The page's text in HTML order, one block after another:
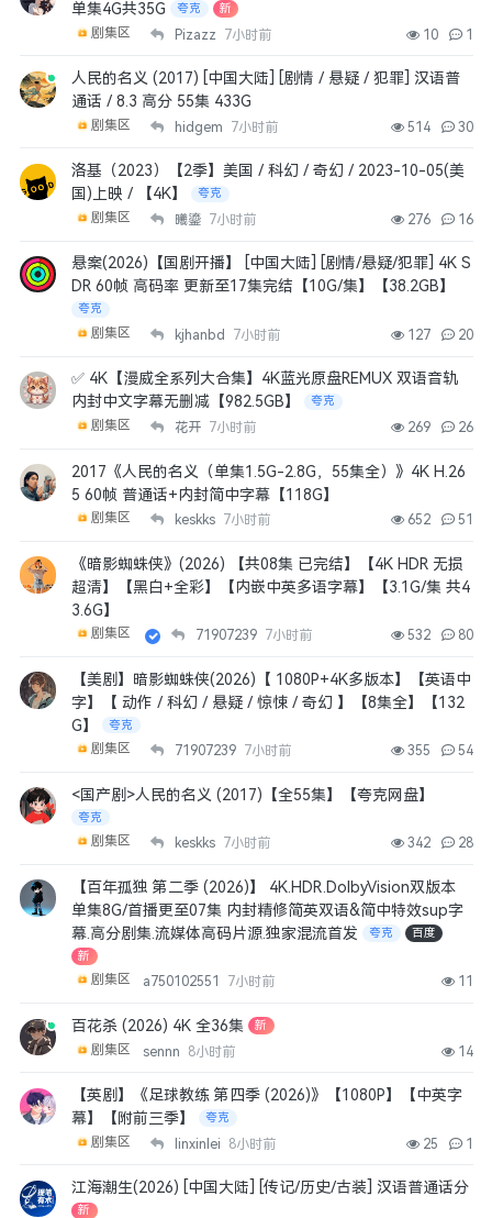
单集4G共35G
夸克 新
剧集区 Pizazz 7小时前 10 1
人民的名义 (2017) [中国大陆] [剧情 / 悬疑 / 犯罪] 汉语普
通话 / 8.3 高分 55集 433G
剧集区 hidgem 7小时前 514 30
洛基（2023）【2季】美国 / 科幻 / 奇幻 / 2023-10-05(美
国)上映 / 【4K】
夸克
剧集区 曦鎏 7小时前 276 16
悬案(2026)【国剧开播】 [中国大陆] [剧情/悬疑/犯罪] 4K S
DR 60帧 高码率 更新至17集完结【10G/集】【38.2GB】
夸克
剧集区 kjhanbd 7小时前 127 20
✅ 4K【漫威全系列大合集】4K蓝光原盘REMUX 双语音轨
内封中文字幕无删减【982.5GB】
夸克
剧集区 花开 7小时前 269 26
2017《人民的名义（单集1.5G-2.8G，55集全）》4K H.26
5 60帧 普通话+内封简中字幕【118G】
剧集区 keskks 7小时前 652 51
《暗影蜘蛛侠》(2026) 【共08集 已完结】【4K HDR 无损
超清】【黑白+全彩】【内嵌中英多语字幕】【3.1G/集 共4
3.6G】
剧集区 71907239 7小时前 532 80
【美剧】暗影蜘蛛侠(2026)【 1080P+4K多版本】【英语中
字】【 动作 / 科幻 / 悬疑 / 惊悚 / 奇幻 】【8集全】【132
G】
夸克
剧集区 71907239 7小时前 355 54
<国产剧>人民的名义 (2017)【全55集】【夸克网盘】
夸克
剧集区 keskks 7小时前 342 28
【百年孤独 第二季 (2026)】 4K.HDR.DolbyVision双版本
单集8G/首播更至07集 内封精修简英双语&简中特效sup字
幕.高分剧集.流媒体高码片源.独家混流首发
夸克
百度
新
剧集区 a750102551 7小时前 11
百花杀 (2026) 4K 全36集 新
剧集区 sennn 8小时前 14
【英剧】《足球教练 第四季 (2026)》【1080P】【中英字
幕】【附前三季】
夸克
剧集区 linxinlei 8小时前 25 1
江海潮生(2026) [中国大陆] [传记/历史/古装] 汉语普通话分
新